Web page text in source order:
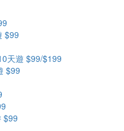
$99
天遊 $99/$199
$99
$99